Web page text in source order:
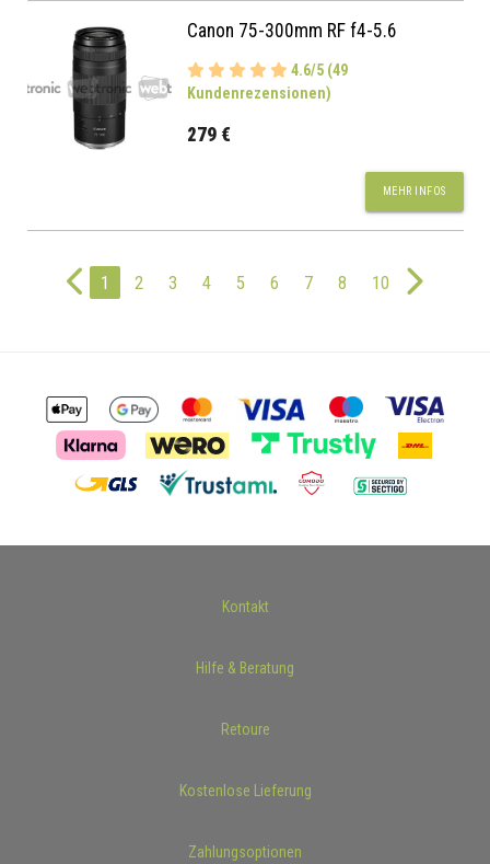
Canon 75-300mm RF f4-5.6
4.6/5 (49
Kundenrezensionen)
279 €
MEHR INFOS
1 2 3 4 5 6 7 8 10
Kontakt
Hilfe & Beratung
Retoure
Kostenlose Lieferung
Zahlungsoptionen